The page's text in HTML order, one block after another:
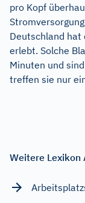
pro Kopf
Deutschland hat
erlebt. Solche
Minuten und
treffen sie nur
Weitere Lexikon